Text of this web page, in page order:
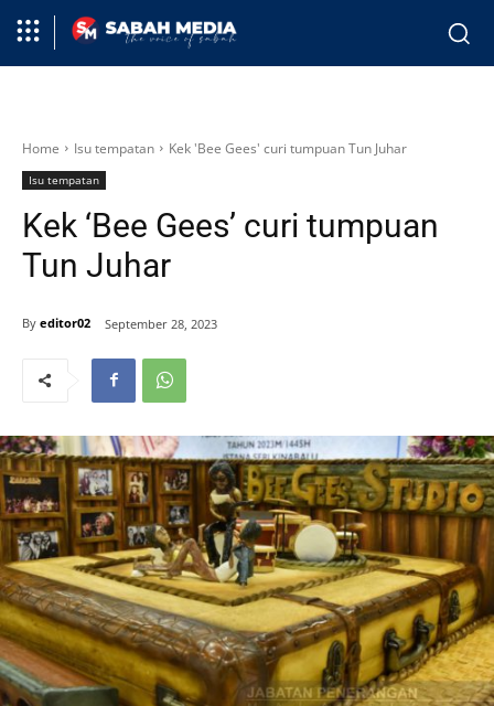
Home Isu tempatan Kek 'Bee Gees' curi tumpuan Tun Juhar
Isu tempatan
Kek ‘Bee Gees’ curi tumpuan
Tun Juhar
By editor02 September 28, 2023